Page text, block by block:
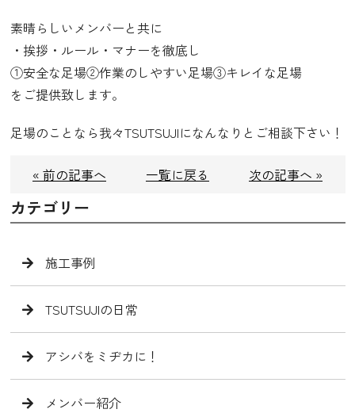
素晴らしいメンバーと共に
・挨拶・ルール・マナーを徹底し
①安全な足場②作業のしやすい足場③キレイな足場
をご提供致します。
足場のことなら我々TSUTSUJIになんなりとご相談下さい！
« 前の記事へ 一覧に戻る 次の記事へ »
カテゴリー
施工事例
TSUTSUJIの日常
アシバをミヂカに！
メンバー紹介